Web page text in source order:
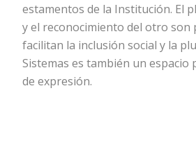
estamentos de la Institución. El
y el reconocimiento del otro son
facilitan la inclusión social y la
Sistemas es también un espacio
de expresión.